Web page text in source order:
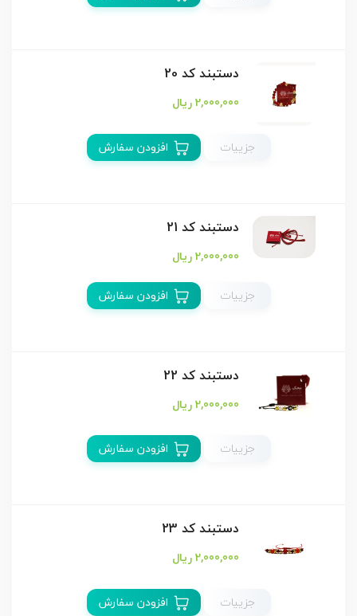
دستبند كد 20
2,000,000 ریال
جزییات افزودن سفارش
دستبند كد 21
2,000,000 ریال
جزییات
افزودن سفارش
دستبند كد 22
2,000,000 ریال
جزییات افزودن سفارش
دستبند كد 23
2,000,000 ریال
جزییات افزودن سفارش